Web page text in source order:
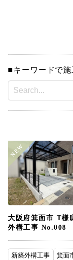
■キーワードで
NEW
大阪府箕面市 T様
外構工事 No.008
新築外構工事
箕面